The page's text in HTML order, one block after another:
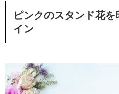
ピンクのスタンド花
イン